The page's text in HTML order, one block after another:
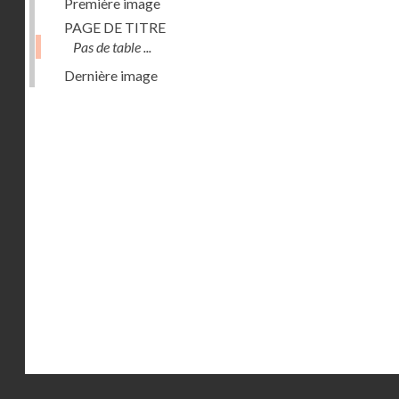
PAGE DE TITRE
Pas de table ...
Dernière image